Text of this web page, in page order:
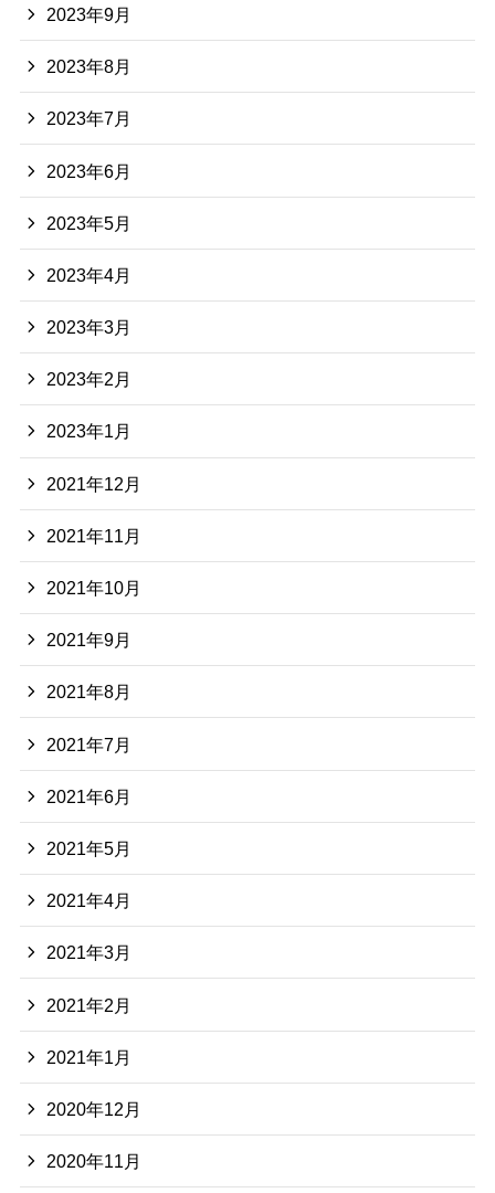
2023年9月
2023年8月
2023年7月
2023年6月
2023年5月
2023年4月
2023年3月
2023年2月
2023年1月
2021年12月
2021年11月
2021年10月
2021年9月
2021年8月
2021年7月
2021年6月
2021年5月
2021年4月
2021年3月
2021年2月
2021年1月
2020年12月
2020年11月